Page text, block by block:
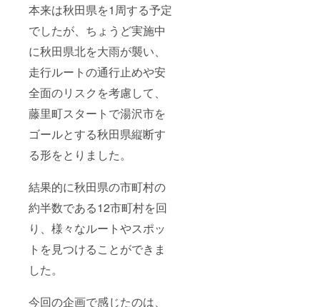
本来は秋田県を1周する予定
でしたが、ちょうど実施中
に秋田県北を大雨が襲い、
走行ルートの通行止めや安
全面のリスクを考慮して、
藤里町スタートで湯沢市を
ゴールとする秋田県縦断す
る形をとりました。
結果的に秋田県の市町村の
約半数である12市町村を回
り、様々なルートやスポッ
トを見つけることができま
した。
今回の企画で感じたのは、